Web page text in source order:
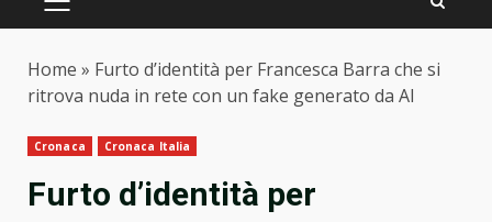
PRIMARY
Home » Furto d’identità per Francesca Barra che si
ritrova nuda in rete con un fake generato da AI
Cronaca Cronaca Italia
Furto d’identità per